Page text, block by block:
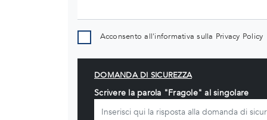
Acconsento all'informativa sulla Privacy Policy
DOMANDA DI SICUREZZA
Scrivere la parola "Fragole" al singolare